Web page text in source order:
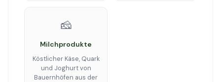
🧀
Milchprodukte
Köstlicher Käse, Quark
und Joghurt von
Bauernhöfen aus der